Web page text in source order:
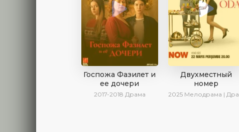
Госпожа Фазилет и
ее дочери
2017-2018 Драма
Двухместный
номер
2025 Мелодрама | Драма | Комедия | AlisaDirilis | Новинки | Сериалы 2025